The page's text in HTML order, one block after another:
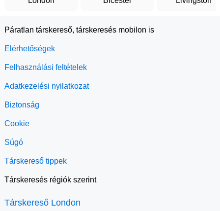
Páratlan társkereső, társkeresés mobilon is
Elérhetőségek
Felhasználási feltételek
Adatkezelési nyilatkozat
Biztonság
Cookie
Súgó
Társkereső tippek
Társkeresés régiók szerint
Társkereső London